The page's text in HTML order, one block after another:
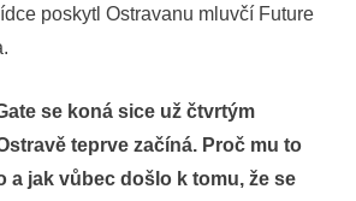
poskytl Ostravanu mluvčí Future
se koná sice už čtvrtým
teprve začíná. Proč mu to
a jak vůbec došlo k tomu, že se